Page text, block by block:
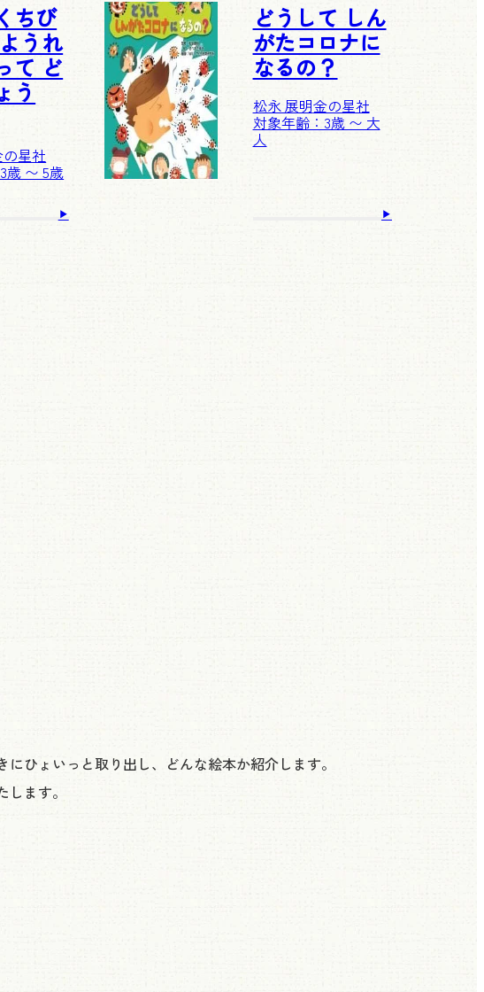
ちび
うれ
て ど
う
星社
歳 〜 5歳
どうして しん
がたコロナに
なるの？
松永 展明金の星社
対象年齢：3歳 〜 大
人
ひょいっと取り出し、どんな絵本か紹介します。
ます。